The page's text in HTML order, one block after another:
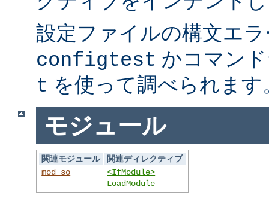
設定ファイルの構文エ
configtest かコマン
t を使って調べられます
モジュール
関連モジュール
関連ディレクティブ
mod_so
<IfModule>
LoadModule